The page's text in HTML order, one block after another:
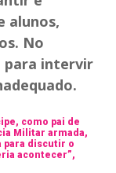
alunos,
No
para intervir
como pai de
Militar armada,
para discutir o
acontecer”,